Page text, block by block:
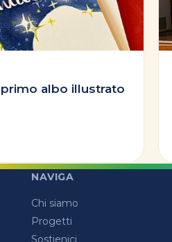
albo illustrato
NAVIGA
Chi siamo
Progetti
Sostienici